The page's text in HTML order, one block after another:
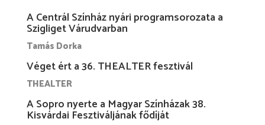
A Centrál Színház nyári programsorozata a
Szigliget Várudvarban
Tamás Dorka
Véget ért a 36. THEALTER fesztivál
THEALTER
A Sopro nyerte a Magyar Színházak 38.
Kisvárdai Fesztiváljának fődíját